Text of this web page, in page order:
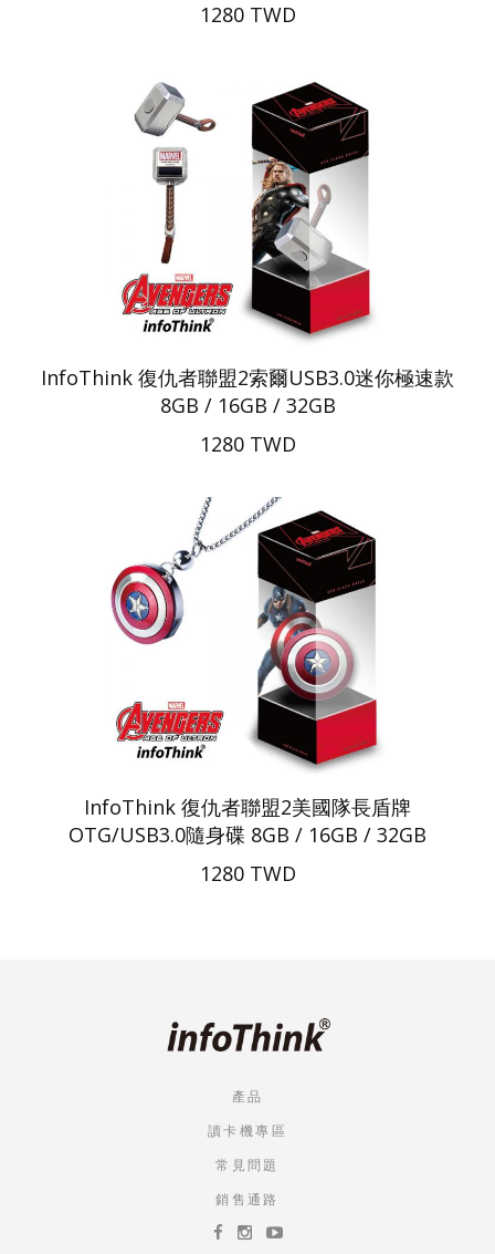
1280 TWD
InfoThink 復仇者聯盟2索爾USB3.0迷你極速款
8GB / 16GB / 32GB
1280 TWD
InfoThink 復仇者聯盟2美國隊長盾牌
OTG/USB3.0隨身碟 8GB / 16GB / 32GB
1280 TWD
產品
讀卡機專區
常見問題
銷售通路